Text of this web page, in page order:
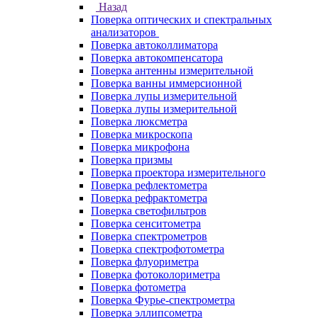
Назад
Поверка оптических и спектральных
анализаторов
Поверка автоколлиматора
Поверка автокомпенсатора
Поверка антенны измерительной
Поверка ванны иммерсионной
Поверка лупы измерительной
Поверка лупы измерительной
Поверка люксметра
Поверка микроскопа
Поверка микрофона
Поверка призмы
Поверка проектора измерительного
Поверка рефлектометра
Поверка рефрактометра
Поверка светофильтров
Поверка сенситометра
Поверка спектрометров
Поверка спектрофотометра
Поверка флуориметра
Поверка фотоколориметра
Поверка фотометра
Поверка Фурье-спектрометра
Поверка эллипсометра